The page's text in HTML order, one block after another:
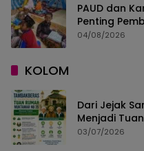
PAUD dan
Penting
Depan
04/08/2026
KOLOM
Dari Jejak
Menjadi
03/07/2026